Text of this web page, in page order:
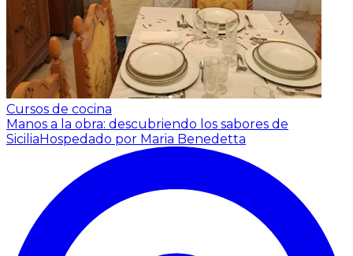
Cursos de cocina
Manos a la obra: descubriendo los sabores de
Sicilia Hospedado por Maria Benedetta